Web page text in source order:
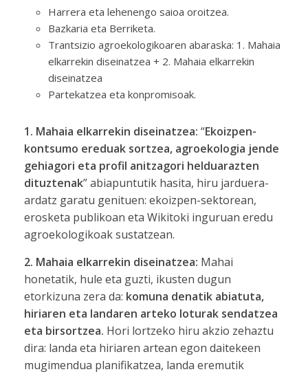
Harrera eta lehenengo saioa oroitzea.
Bazkaria eta Berriketa.
Trantsizio agroekologikoaren abaraska: 1. Mahaia
elkarrekin diseinatzea + 2. Mahaia elkarrekin
diseinatzea
Partekatzea eta konpromisoak.
1. Mahaia elkarrekin diseinatzea: “Ekoizpen-
kontsumo ereduak sortzea, agroekologia jende
gehiagori eta profil anitzagori helduarazten
dituztenak” abiapuntutik hasita, hiru jarduera-
ardatz garatu genituen: ekoizpen-sektorean,
erosketa publikoan eta Wikitoki inguruan eredu
agroekologikoak sustatzean.
2. Mahaia elkarrekin diseinatzea: Mahai
honetatik, hule eta guzti, ikusten dugun
etorkizuna zera da: komuna denatik abiatuta,
hiriaren eta landaren arteko loturak sendatzea
eta birsortzea. Hori lortzeko hiru akzio zehaztu
dira: landa eta hiriaren artean egon daitekeen
mugimendua planifikatzea, landa eremutik